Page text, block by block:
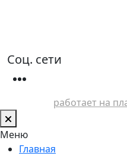
Соц. сети
работает на
Меню
Главная